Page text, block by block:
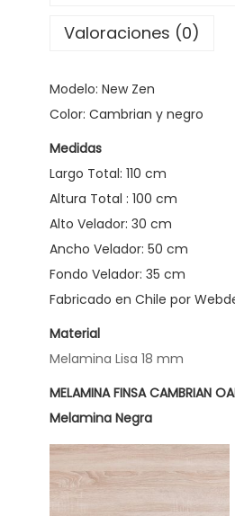
m
e
r
K
i
n
g
N
e
w
a
Valoraciones (0)
Modelo: New Zen
Color: Cambrian y negro
Medidas
Largo Total: 110 cm
Altura Total : 100 cm
Alto Velador: 30 cm
Ancho Velador: 50 cm
Fondo Velador: 35 cm
Fabricado en Chile por
Material
Melamina Lisa 18 mm
MELAMINA FINSA CAMBRIAN
Melamina Negra